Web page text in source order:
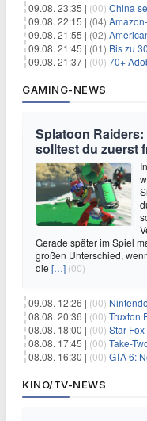
09.08. 23:35 | (00) China setzt
09.08. 22:15 | (04) Amazon-
09.08. 21:55 | (02) American
09.08. 21:45 | (01) Bis zu 300€
09.08. 21:37 | (00) 70+ Adobe
GAMING-NEWS
Splatoon
solltest du zuerst
Gerade später im Spiel
großen Unterschied,
die […] (00)
09.08. 12:26 | (00) Nintendo
08.08. 20:36 | (00) Truxton
08.08. 18:00 | (00) Star Fox
08.08. 17:45 | (00) Take-Two-
08.08. 16:30 | (00) GTA 6:
KINO/TV-NEWS